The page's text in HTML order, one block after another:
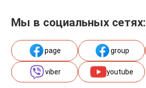
Мы в социальных сетях:
page group
viber youtube